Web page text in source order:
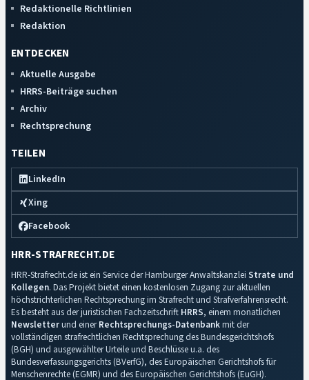
Redaktionelle Richtlinien
Redaktion
ENTDECKEN
Aktuelle Ausgabe
HRRS-Beiträge suchen
Archiv
Rechtsprechung
TEILEN
LinkedIn
Xing
Facebook
HRR-STRAFRECHT.DE
HRR-Strafrecht.de ist ein Service der Hamburger Anwaltskanzlei Strate und
Kollegen. Das Projekt bietet einen kostenlosen Zugang zur aktuellen
höchstrichterlichen Rechtsprechung im Strafrecht und Strafverfahrensrecht.
Es besteht aus der juristischen Fachzeitschrift HRRS, einem monatlichen
Newsletterund einerRechtsprechungs-Datenbankmit der
vollständigen strafrechtlichen Rechtsprechung des Bundesgerichtshofs
(BGH) und ausgewählter Urteile und Beschlüsse u.a. des
Bundesverfassungsgerichts (BVerfG), des Europäischen Gerichtshofs für
Menschenrechte (EGMR) und des Europäischen Gerichtshofs (EuGH).